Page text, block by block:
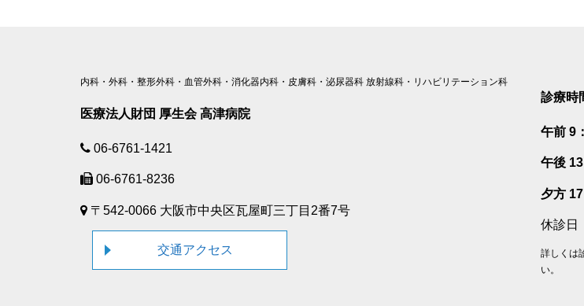
内科・外科・整形外科・血管外科・消化器内科・皮膚科・泌尿器科 放射線科・リハビリテーション科
医療法人財団 厚生会 高津病院
06-6761-1421
06-6761-8236
〒542-0066 大阪市中央区瓦屋町三丁目2番7号
交通アクセス
診療時
午前 9
午後
夕方
休診日
詳しくは
い。